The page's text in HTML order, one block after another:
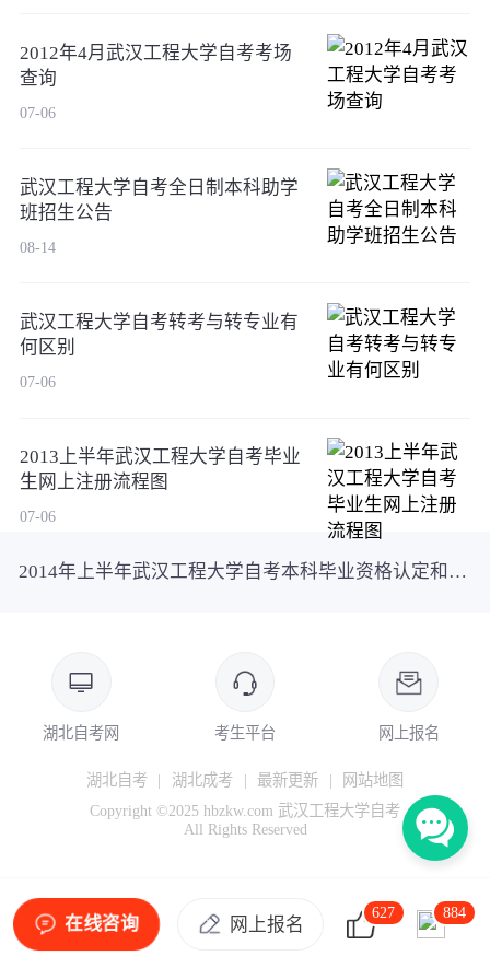
2012年4月武汉工程大学自考考场
查询
07-06
武汉工程大学自考全日制本科助学
班招生公告
08-14
武汉工程大学自考转考与转专业有
何区别
07-06
2013上半年武汉工程大学自考毕业
生网上注册流程图
07-06
2014年上半年武汉工程大学自考本科毕业资格认定和课程免考网上办理时间
湖北自考网 考生平台 网上报名
湖北自考 | 湖北成考 | 最新更新 |
网站地图
Copyright ©2025 hbzkw.com 武汉工程大学自考
All Rights Reserved
在线咨询 网上报名
627 884